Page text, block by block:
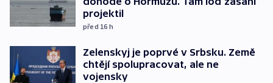
projektil
před 16 h
Zelenskyj je poprvé v Srbsku. Země
chtějí spolupracovat, ale ne
vojensky